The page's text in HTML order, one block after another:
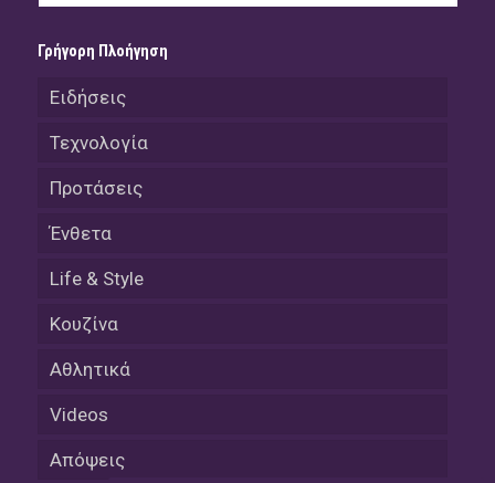
Γρήγορη Πλοήγηση
Ειδήσεις
Τεχνολογία
Προτάσεις
Ένθετα
Life & Style
Κουζίνα
Αθλητικά
Videos
Απόψεις